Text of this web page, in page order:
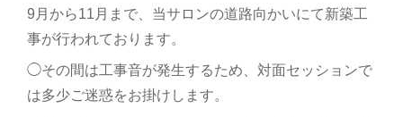
9月から11月まで、当サロンの道路向かいにて新築工
事が行われております。
◯その間は工事音が発生するため、対面セッションで
は多少ご迷惑をお掛けします。